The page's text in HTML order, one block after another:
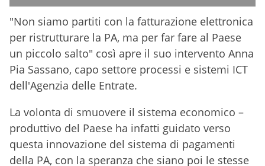
"Non siamo partiti con la fatturazione elettronica
per ristrutturare la PA, ma per far fare al Paese
un piccolo salto" così apre il suo intervento Anna
Pia Sassano, capo settore processi e sistemi ICT
dell'Agenzia delle Entrate.
La volonta di smuovere il sistema economico –
produttivo del Paese ha infatti guidato verso
questa innovazione del sistema di pagamenti
della PA, con la speranza che siano poi le stesse